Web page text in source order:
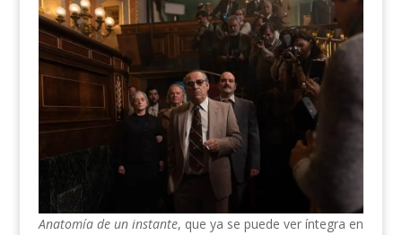
Anatomía de un instante, que ya se puede ver íntegra en